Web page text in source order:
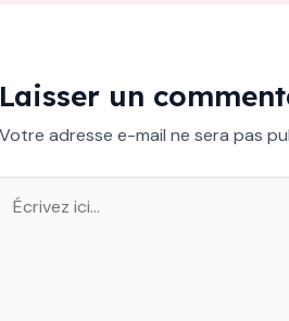
Laisser un
Votre adresse e-mail ne sera pas
Écrivez